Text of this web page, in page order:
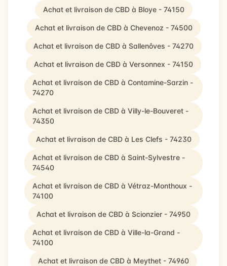
Achat et livraison de CBD à Bloye - 74150
Achat et livraison de CBD à Chevenoz - 74500
Achat et livraison de CBD à Sallenôves - 74270
Achat et livraison de CBD à Versonnex - 74150
Achat et livraison de CBD à Contamine-Sarzin -
74270
Achat et livraison de CBD à Villy-le-Bouveret -
74350
Achat et livraison de CBD à Les Clefs - 74230
Achat et livraison de CBD à Saint-Sylvestre -
74540
Achat et livraison de CBD à Vétraz-Monthoux -
74100
Achat et livraison de CBD à Scionzier - 74950
Achat et livraison de CBD à Ville-la-Grand -
74100
Achat et livraison de CBD à Meythet - 74960